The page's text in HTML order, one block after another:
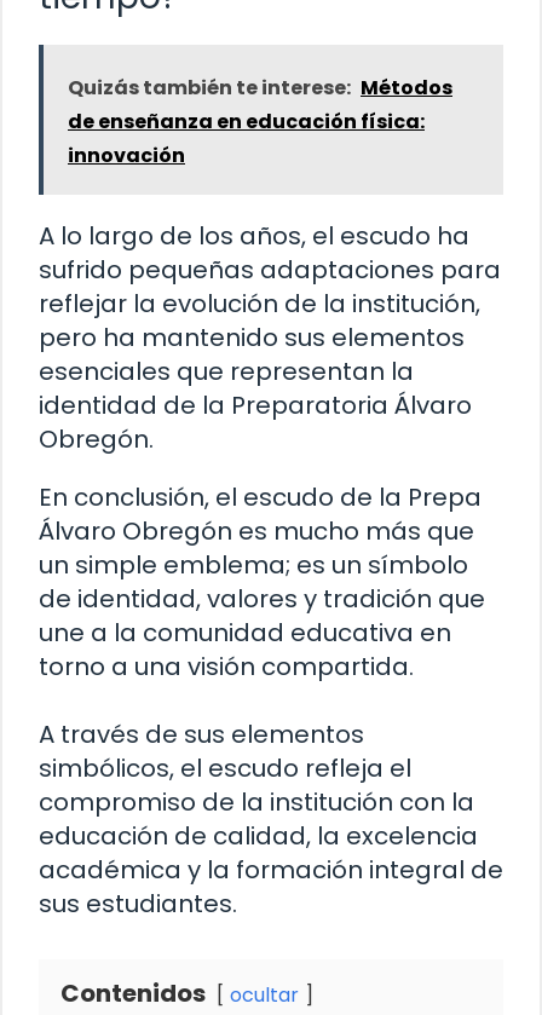
Quizás también te interese: Métodos
de enseñanza en educación física:
innovación
A lo largo de los años, el escudo ha
sufrido pequeñas adaptaciones para
reflejar la evolución de la institución,
pero ha mantenido sus elementos
esenciales que representan la
identidad de la Preparatoria Álvaro
Obregón.
En conclusión, el escudo de la Prepa
Álvaro Obregón es mucho más que
un simple emblema; es un símbolo
de identidad, valores y tradición que
une a la comunidad educativa en
torno a una visión compartida.
A través de sus elementos
simbólicos, el escudo refleja el
compromiso de la institución con la
educación de calidad, la excelencia
académica y la formación integral de
sus estudiantes.
Contenidos ocultar